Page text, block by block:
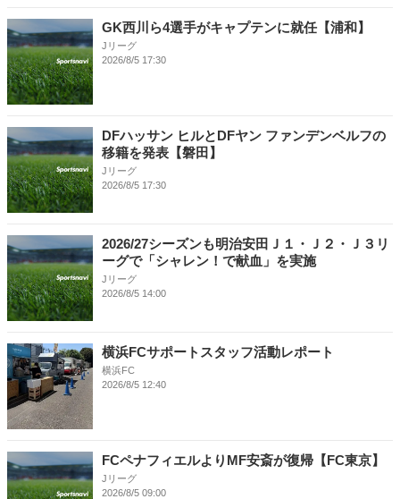
GK西川ら4選手がキャプテンに就任【浦和】
Jリーグ
2026/8/5 17:30
DFハッサン ヒルとDFヤン ファンデンベルフの
移籍を発表【磐田】
Jリーグ
2026/8/5 17:30
2026/27シーズンも明治安田Ｊ１・Ｊ２・Ｊ３リ
ーグで「シャレン！で献血」を実施
Jリーグ
2026/8/5 14:00
横浜FCサポートスタッフ活動レポート
横浜FC
2026/8/5 12:40
FCペナフィエルよりMF安斎が復帰【FC東京】
Jリーグ
2026/8/5 09:00